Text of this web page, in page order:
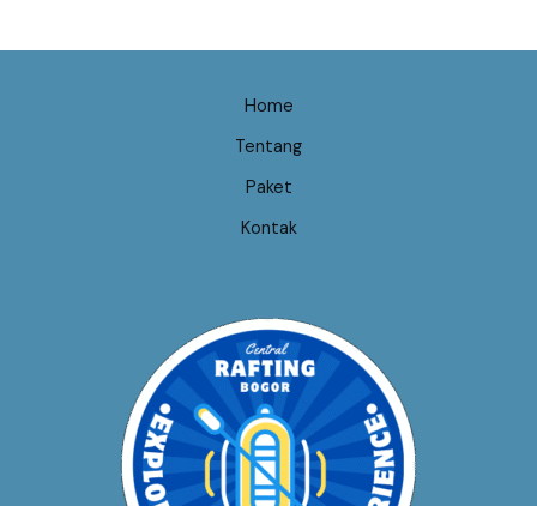
Home
Tentang
Paket
Kontak